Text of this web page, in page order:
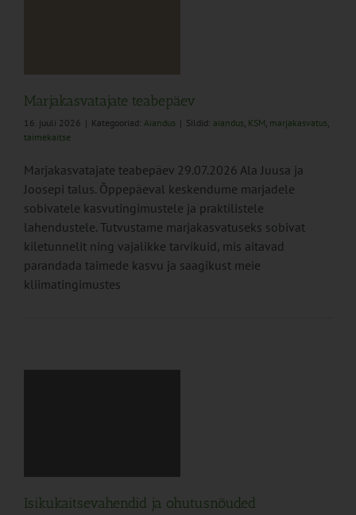
Marjakasvatajate teabepäev
16. juuli 2026 | Kategooriad: Aiandus | Sildid: aiandus, KSM, marjakasvatus,
taimekaitse
Marjakasvatajate teabepäev 29.07.2026 Ala Juusa ja
Joosepi talus. Õppepäeval keskendume marjadele
sobivatele kasvutingimustele ja praktilistele
lahendustele. Tutvustame marjakasvatuseks sobivat
kiletunnelit ning vajalikke tarvikuid, mis aitavad
parandada taimede kasvu ja saagikust meie
kliimatingimustes
Isikukaitsevahendid ja ohutusnõuded